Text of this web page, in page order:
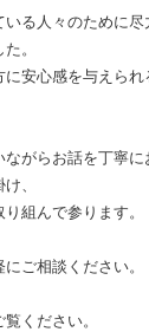
る人々のために尽
。
安心感を与えら
がらお話を丁寧
、
組んで参ります。
ご相談ください。
ください。